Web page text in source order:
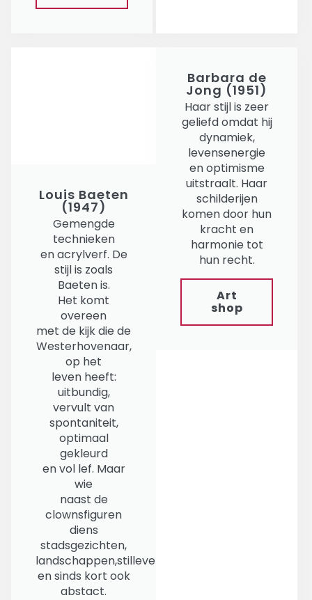
Louis Baeten
(1947)
Gemengde
technieken
en acrylverf. De
stijl is zoals
Baeten is.
Het komt
overeen
met de kijk die de
Westerhovenaar,
op het
leven heeft:
uitbundig,
vervult van
spontaniteit,
optimaal
gekleurd
en vol lef. Maar
wie
naast de
clownsfiguren
diens
stadsgezichten,
landschappen,stillevens,
en sinds kort ook
abstact.
Barbara de
Jong (1951)
Haar stijl is zeer
geliefd omdat hij
dynamiek,
levensenergie
en optimisme
uitstraalt. Haar
schilderijen
komen door hun
kracht en
harmonie tot
hun recht.
Art
shop